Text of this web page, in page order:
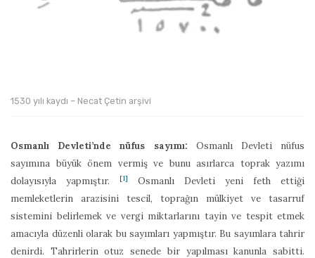
1530 yılı kaydı – Necat Çetin arşivi
Osmanlı Devleti’nde nüfus sayımı: Osmanlı Devleti nüfus
sayımına büyük önem vermiş ve bunu asırlarca toprak yazımı
dolayısıyla yapmıştır.
[1]
Osmanlı Devleti yeni feth ettiği
memleketlerin arazisini tescil, toprağın mülkiyet ve tasarruf
sistemini belirlemek ve vergi miktarlarını tayin ve tespit etmek
amacıyla düzenli olarak bu sayımları yapmıştır. Bu sayımlara tahrir
denirdi. Tahrirlerin otuz senede bir yapılması kanunla sabitti.